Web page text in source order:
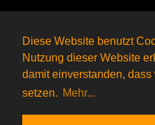
Diese Website benutzt
Nutzung dieser Website
damit einverstanden,
setzen. Mehr...
Das nächste Rätsel ist
55 Gagolganeronline(0 registrierte und
Gagolganer:
9732Rätsel online: